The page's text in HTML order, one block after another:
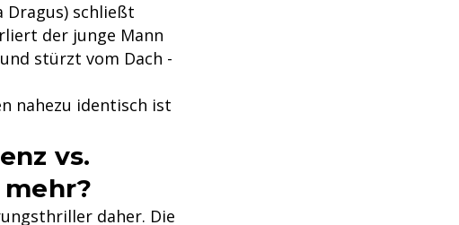
Dragus) schließt
der junge Mann
stürzt vom Dach -
nahezu identisch ist
vs.
daher. Die